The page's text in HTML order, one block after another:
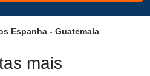
Espanha - Guatemala
mais